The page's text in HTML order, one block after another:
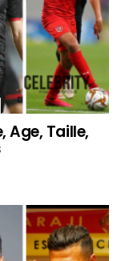
Age, Taille,